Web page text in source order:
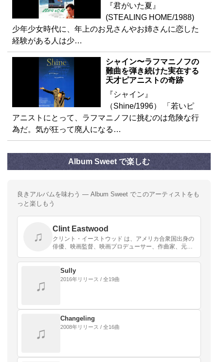
『君がいた夏』
(STEALING HOME/1988)
少年少女時代に、年上のお兄さんやお姉さんに恋した
経験がある人は少…
シャイン〜ラフマニノフの
難曲を弾き続けた実在する
天才ピアニストの奇跡
『シャイン』
（Shine/1996） 「若いピ
アニストにとって、ラフマニノフに挑むのは危険な行
為だ。気が狂って廃人になる…
Album Sweet で楽しむ
良きアルバムを味わう — Album Sweet でこのアーティストをも
っと楽しもう
♫
Clint Eastwood
クリント・イーストウッド は、アメリカ合衆国出身の
俳優、映画監督、映画プロデューサー、作曲家、元政
♫
Sully
2016年リリース / 全19曲
♫
Changeling
2008年リリース / 全16曲